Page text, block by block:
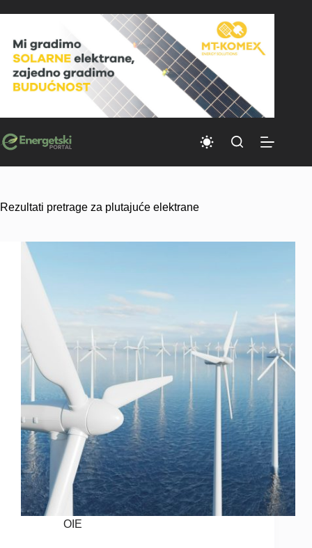
to
Rezultati pretrage za plutajuće elektrane
OIE